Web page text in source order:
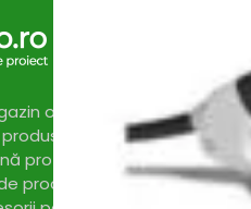
online dedicat
și soluții pentru
profesionalismul cu
produse de calitate, de la